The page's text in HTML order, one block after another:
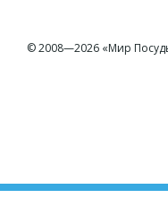
© 2008—2026 «Мир